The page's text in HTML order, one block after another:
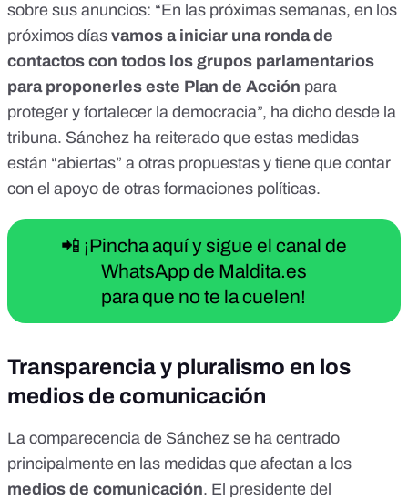
sobre sus anuncios: “En las próximas semanas, en los
próximos días vamos a iniciar una ronda de
contactos con todos los grupos parlamentarios
para proponerles este Plan de Acción para
proteger y fortalecer la democracia”, ha dicho desde la
tribuna. Sánchez ha reiterado que estas medidas
están “abiertas” a otras propuestas y tiene que contar
con el apoyo de otras formaciones políticas.
📲 ¡Pincha aquí y sigue el canal de
WhatsApp de Maldita.es
para que no te la cuelen!
Transparencia y pluralismo en los
medios de comunicación
La comparecencia de Sánchez se ha centrado
principalmente en las medidas que afectan a los
medios de comunicación. El presidente del